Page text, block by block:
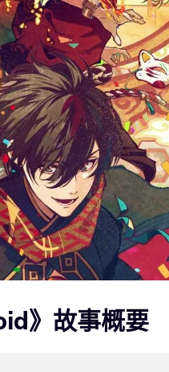
》故事概要